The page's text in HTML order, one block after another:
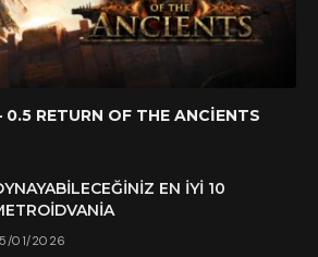
0.5 RETURN OF THE ANCIENTS
EN İYI 10
01/2026